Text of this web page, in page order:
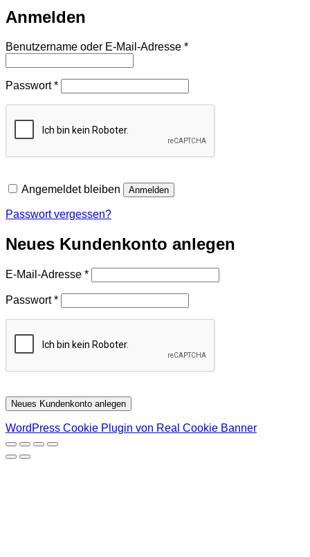
Anmelden
Benutzername oder E-Mail-Adresse *Erforderlich
Passwort*Erforderlich
Angemeldet bleiben Anmelden
Passwort vergessen?
Neues Kundenkonto anlegen
E-Mail-Adresse *Erforderlich
Passwort*Erforderlich
Neues Kundenkonto anlegen
WordPress Cookie Plugin von Real Cookie Banner